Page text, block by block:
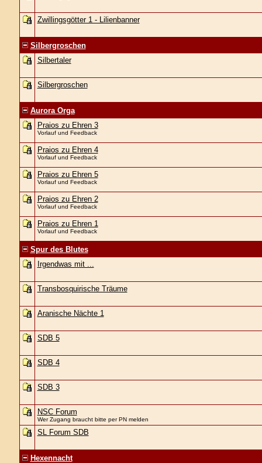
Zwillingsgötter 1 - Lilienbanner
Silbergroschen
Silbertaler
Silbergroschen
Aurora Orga
Praios zu Ehren 3
Vorlauf und Feedback
Praios zu Ehren 4
Vorlauf und Feedback
Praios zu Ehren 5
Vorlauf und Feedback
Praios zu Ehren 2
Vorlauf und Feedback
Praios zu Ehren 1
Vorlauf und Feedback
Spur des Blutes
Irgendwas mit ...
Transbosquirische Träume
Aranische Nächte 1
SDB 5
SDB 4
SDB 3
NSC Forum
Wer Zugang braucht bitte per PN melden
SL Forum SDB
Hexennacht